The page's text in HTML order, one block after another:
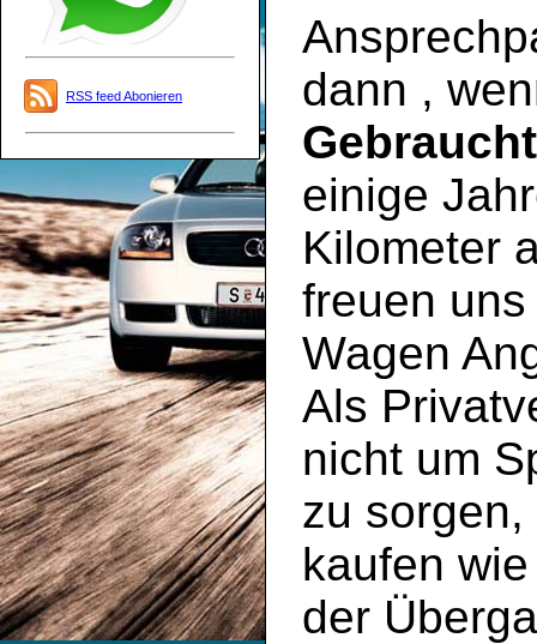
RSS feed Abonieren
dann ,
einige
Kilometer
freuen
Wagen
Als
nicht um
zu
kaufen
der